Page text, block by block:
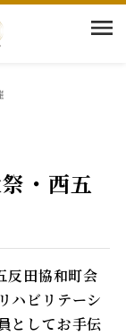
・西五
反田協和町会
ハビリテーシ
としてお手伝